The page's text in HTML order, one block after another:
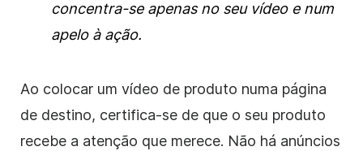
concentra-se apenas no seu vídeo e num
apelo à ação.
Ao colocar um vídeo de produto numa página
de destino, certifica-se de que o seu produto
recebe a atenção que merece. Não há anúncios